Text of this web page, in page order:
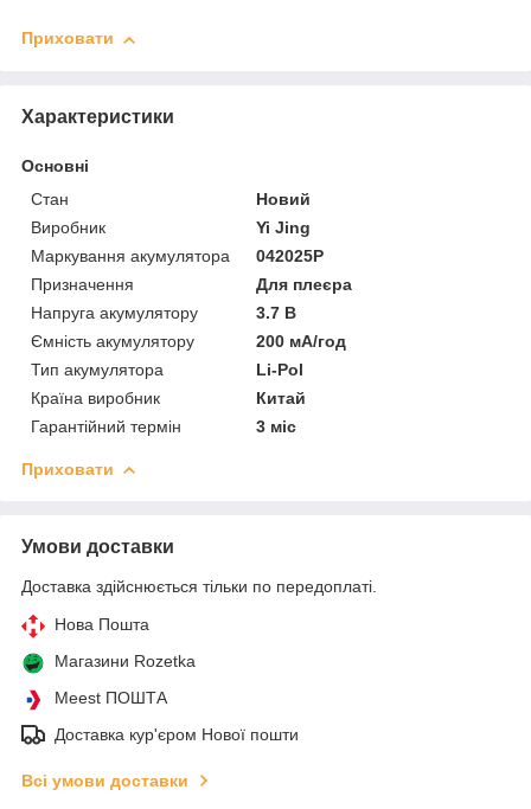
Приховати
Характеристики
Основні
Стан
Новий
Виробник
Yi Jing
Маркування акумулятора
042025P
Призначення
Для плеєра
Напруга акумулятору
3.7 В
Ємність акумулятору
200 мА/год
Тип акумулятора
Li-Pol
Країна виробник
Китай
Гарантійний термін
3 міс
Приховати
Умови доставки
Доставка здійснюється тільки по передоплаті.
Нова Пошта
Магазини Rozetka
Meest ПОШТА
Доставка кур'єром Нової пошти
Всі умови доставки